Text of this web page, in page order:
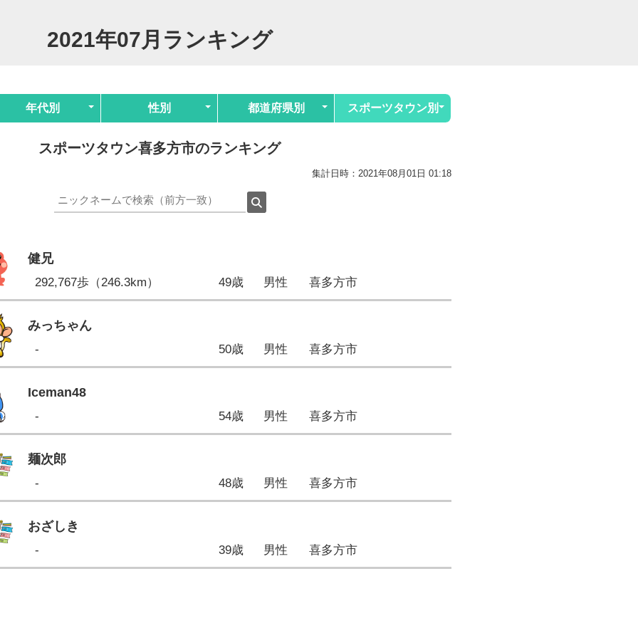
2021年07月ランキング
年代別 性別 都道府県別 スポーツタウン別
スポーツタウン喜多方市のランキング
集計日時：2021年08月01日 01:18
健兄
292,767歩（246.3km） 49歳 男性 喜多方市
みっちゃん
- 50歳 男性 喜多方市
Iceman48
- 54歳 男性 喜多方市
麺次郎
- 48歳 男性 喜多方市
おざしき
- 39歳 男性 喜多方市